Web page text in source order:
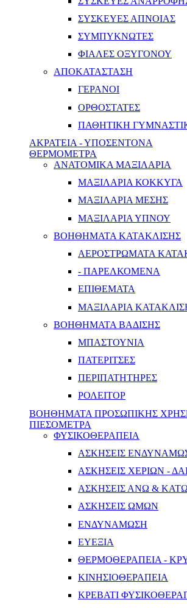
ΣΥΣΚΕΥΕΣ ΑΠΝΟΙΑΣ
ΣΥΜΠΥΚΝΩΤΕΣ
ΦΙΑΛΕΣ ΟΞΥΓΟΝΟΥ
ΑΠΟΚΑΤΑΣΤΑΣΗ
ΓΕΡΑΝΟΙ
ΟΡΘΟΣΤΑΤΕΣ
ΠΑΘΗΤΙΚΗ
ΑΚΡΑΤΕΙΑ - ΥΠΟΣΕΝΤΟΝΑ
ΘΕΡΜΟΜΕΤΡΑ
ΑΝΑΤΟΜΙΚΑ ΜΑΞΙΛΑΡΙΑ
ΜΑΞΙΛΑΡΙΑ ΚΟΚΚΥΓΑ
ΜΑΞΙΛΑΡΙΑ ΜΕΣΗΣ
ΜΑΞΙΛΑΡΙΑ ΥΠΝΟΥ
ΒΟΗΘΗΜΑΤΑ ΚΑΤΑΚΛΙΣΗΣ
ΑΕΡΟΣΤΡΩΜΑΤΑ
- ΠΑΡΕΛΚΟΜΕΝΑ
ΕΠΙΘΕΜΑΤΑ
ΜΑΞΙΛΑΡΙΑ
ΒΟΗΘΗΜΑΤΑ ΒΑΔΙΣΗΣ
ΜΠΑΣΤΟΥΝΙΑ
ΠΑΤΕΡΙΤΣΕΣ
ΠΕΡΙΠΑΤΗΤΗΡΕΣ
ΡΟΛΕΙΤΟΡ
ΒΟΗΘΗΜΑΤΑ ΠΡΟΣΩΠΙΚΗΣ
ΠΙΕΣΟΜΕΤΡΑ
ΦΥΣΙΚΟΘΕΡΑΠΕΙΑ
ΑΣΚΗΣΕΙΣ
ΑΣΚΗΣΕΙΣ ΧΕΡΙΩΝ -
ΑΣΚΗΣΕΙΣ ΑΝΩ &
ΑΣΚΗΣΕΙΣ ΩΜΩΝ
ΕΝΔΥΝΑΜΩΣΗ
ΕΥΕΞΙΑ
ΘΕΡΜΟΘΕΡΑΠΕΙΑ -
ΚΙΝΗΣΙΟΘΕΡΑΠΕΙΑ
ΚΡΕΒΑΤΙ